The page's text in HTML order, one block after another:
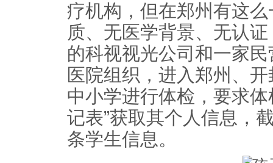
疗机构，但在郑州有这么
质、无医学背景、无认
的科视视光公司和一家
医院组织，进入郑州、
中小学进行体检，要求
记表”获取其个人信息，
条学生信息。